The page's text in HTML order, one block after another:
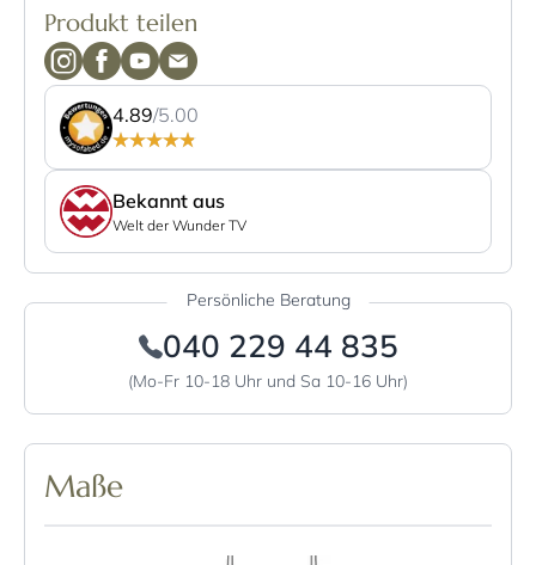
Produkt teilen
4.89/5.00
Bekannt aus
Welt der Wunder TV
Persönliche Beratung
040 229 44 835
(Mo-Fr 10-18 Uhr und Sa 10-16 Uhr)
Maße